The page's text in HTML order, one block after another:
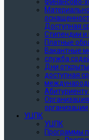
Доступная
Стипендии
Платные
Вакантные
служба
Дни
доступная
организации
УЦПК
УЦПК
Программы